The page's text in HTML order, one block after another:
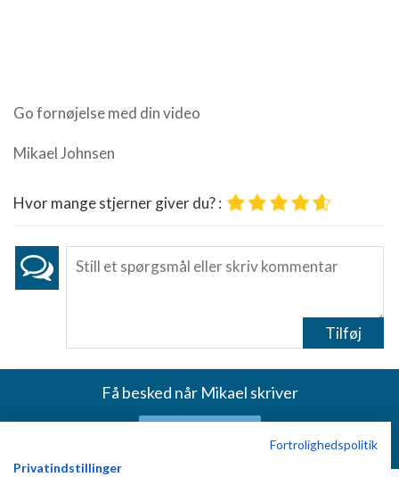
Go fornøjelse med din video
Mikael Johnsen
Hvor mange stjerner giver du? :
Tilføj
Få besked når Mikael skriver
Fortrolighedspolitik
Privatindstillinger